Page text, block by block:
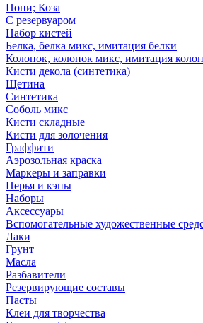
Пони; Коза
С резервуаром
Набор кистей
Белка, белка микс, имитация белки
Колонок, колонок микс, имитация
Кисти декола (синтетика)
Щетина
Синтетика
Соболь микс
Кисти складные
Кисти для золочения
Граффити
Аэрозольная краска
Маркеры и заправки
Перья и кэпы
Наборы
Аксессуары
Вспомогательные художественные
Лаки
Грунт
Масла
Разбавители
Резервирующие составы
Пасты
Клеи для творчества